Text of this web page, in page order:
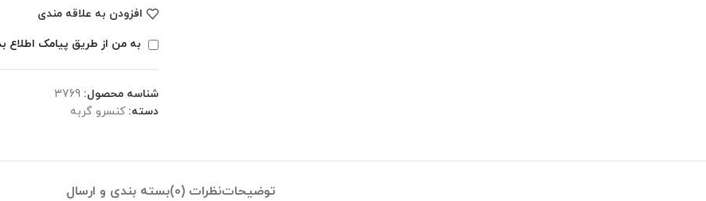
افزودن به علاقه مندی
به من از طریق پیامک اطلاع
شناسه محصول: 3769
دسته: کنسرو گربه
توضیحاتنظرات (0) بسته بندی و ارسال